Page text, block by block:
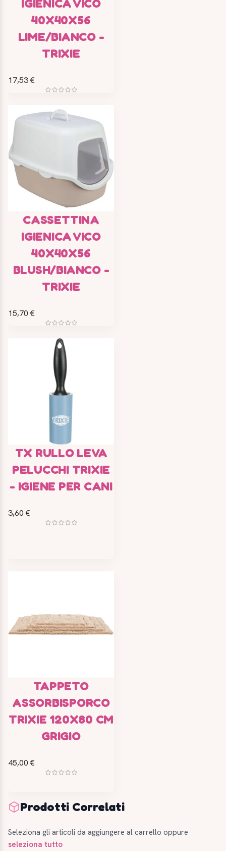
IGIENICA VICO
40X40X56
LIME/BIANCO -
TRIXIE
17,53 €
CASSETTINA
IGIENICA VICO
40X40X56
BLUSH/BIANCO -
TRIXIE
15,70 €
TX RULLO LEVA
PELUCCHI TRIXIE
- IGIENE PER CANI
3,60 €
TAPPETO
ASSORBISPORCO
TRIXIE 120X80 CM
GRIGIO
45,00 €
Prodotti Correlati
Seleziona gli articoli da aggiungere al carrello oppure
seleziona tutto